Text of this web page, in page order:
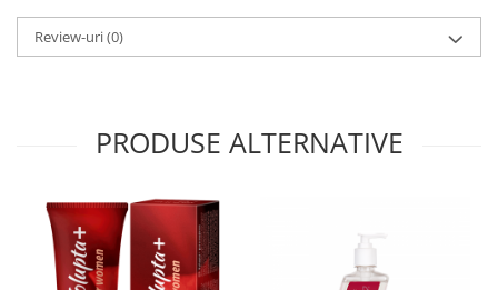
Review-uri(0)
PRODUSE ALTERNATIVE